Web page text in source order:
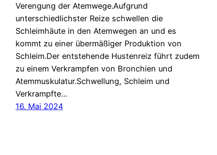
Verengung der Atemwege.Aufgrund
unterschiedlichster Reize schwellen die
Schleimhäute in den Atemwegen an und es
kommt zu einer übermäßiger Produktion von
Schleim.Der entstehende Hustenreiz führt zudem
zu einem Verkrampfen von Bronchien und
Atemmuskulatur.Schwellung, Schleim und
Verkrampfte…
16. Mai 2024